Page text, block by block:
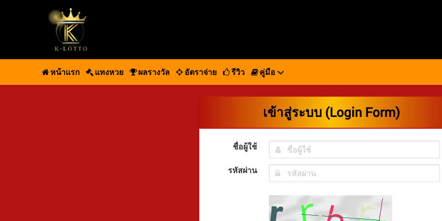
หน้าแรก แทงหวย ผลรางวัล อัตราจ่าย รีวิว คู่มือ
เข้าสู่ระบบ (Login Form)
ชื่อผู้ใช้
รหัสผ่าน